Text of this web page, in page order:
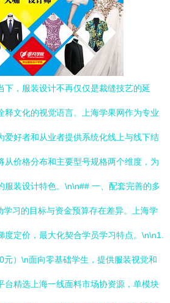
下，服装设计不再仅仅是裁缝技艺的延
释文化的视觉语言。上海学果网作为专业
爱好者和从业者提供系统化线上与线下结
从价格分布和主要型号规格两个维度，为
服装设计特色。\n\n## 一、配套完善的多
学习的目标与资金预算存在差异。上海学
定价，最大化契合学员学习特点。\n\n1.
）\n面向零基础学生，提供服装视觉和
台精选上海一线面料市场协资源，单模块